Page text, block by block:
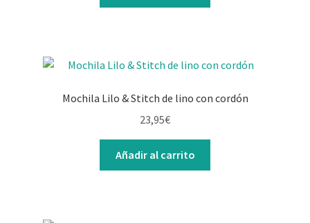
Mochila Lilo & Stitch de lino con cordón
23,95€
Añadir al carrito